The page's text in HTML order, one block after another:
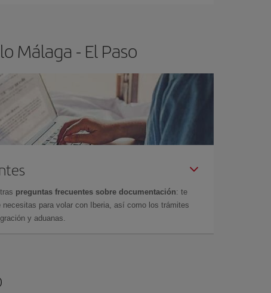
Málaga - El Paso
preguntas frecuentes sobre documentación: te
para volar con Iberia, así como los trámites
y aduanas.